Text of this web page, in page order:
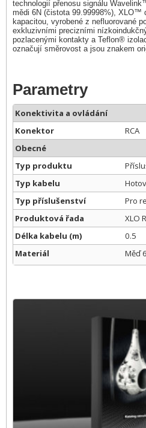
technologií přenosu signálu
mědi 6N (čistota 99.99998%), XLO™
kapacitou, vyrobené z nefluorované
exkluzivními precizními
pozlacenými kontakty a Teflon®
označují směrovost a jsou znakem
Parametry
Konektivita a ovládání
Konektor
RCA
Obecné
Typ produktu
Typ kabelu
Typ příslušenství
Pro
Produktová řada
XLO
Délka kabelu (m)
0.5
Materiál
Měď